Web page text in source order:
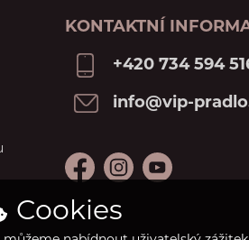
KONTAKTNÍ
+420 734 594
info@vip-
Cookies